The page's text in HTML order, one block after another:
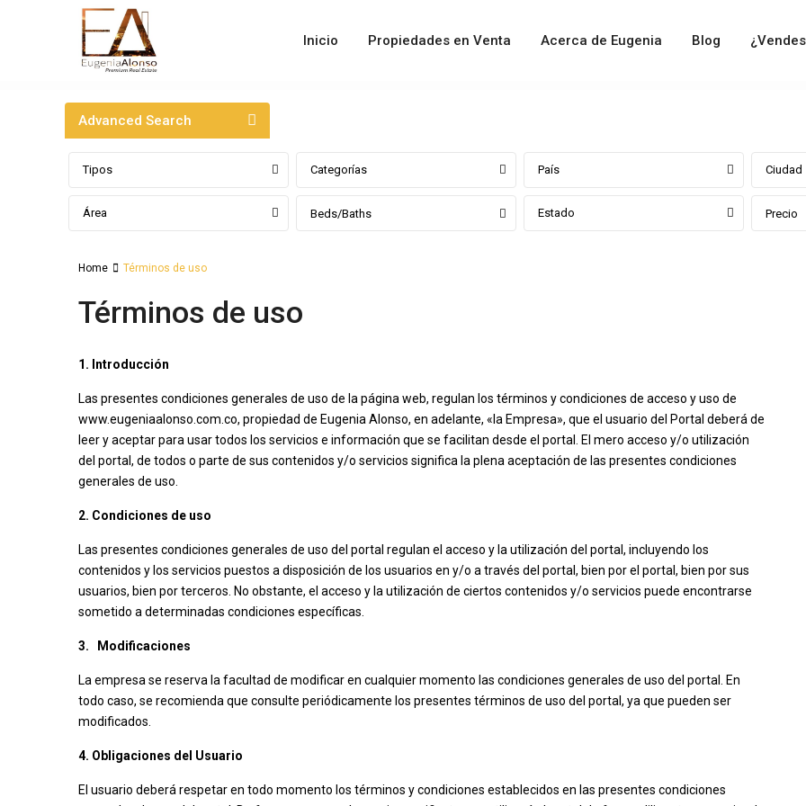
Inicio Propiedades en Venta Acerca de Eugenia Blog
Advanced Search
Tipos Categorías País Ciudad
Área Beds/Baths Estado Precio
Home Términos de uso
Términos de uso
1. Introducción
Las presentes condiciones generales de uso de la página web, regulan los términos y condiciones de acceso y uso de
www.eugeniaalonso.com.co, propiedad de Eugenia Alonso, en adelante, «la Empresa», que el usuario del Portal deberá de
leer y aceptar para usar todos los servicios e información que se facilitan desde el portal. El mero acceso y/o utilización
del portal, de todos o parte de sus contenidos y/o servicios significa la plena aceptación de las presentes condiciones
generales de uso.
2. Condiciones de uso
Las presentes condiciones generales de uso del portal regulan el acceso y la utilización del portal, incluyendo los
contenidos y los servicios puestos a disposición de los usuarios en y/o a través del portal, bien por el portal, bien por sus
usuarios, bien por terceros. No obstante, el acceso y la utilización de ciertos contenidos y/o servicios puede encontrarse
sometido a determinadas condiciones específicas.
3. Modificaciones
La empresa se reserva la facultad de modificar en cualquier momento las condiciones generales de uso del portal. En
todo caso, se recomienda que consulte periódicamente los presentes términos de uso del portal, ya que pueden ser
modificados.
4. Obligaciones del Usuario
El usuario deberá respetar en todo momento los términos y condiciones establecidos en las presentes condiciones